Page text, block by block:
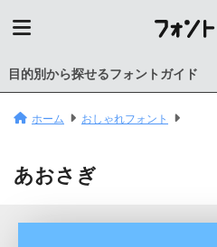
目的別から探せるフォントガイド
ホーム おしゃれフォント
あおさぎ